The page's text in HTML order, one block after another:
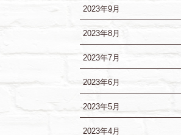
2023年9月
2023年8月
2023年7月
2023年6月
2023年5月
2023年4月